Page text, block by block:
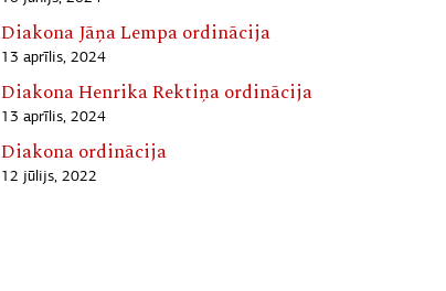
Diakona Jāņa Lempa ordinācija
13 aprīlis, 2024
Diakona Henrika Rektiņa ordinācija
13 aprīlis, 2024
Diakona ordinācija
12 jūlijs, 2022